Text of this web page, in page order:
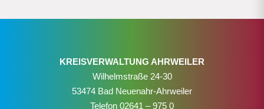
KREISVERWALTUNG AHRWEILER
Wilhelmstraße 24-30
53474 Bad Neuenahr-Ahrweiler
Telefon 02641 – 975 0